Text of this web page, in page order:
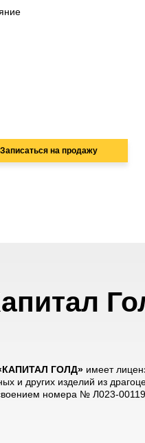
Записаться на продажу
ГОЛД» имеет
и других изделий из
номера № Л023-